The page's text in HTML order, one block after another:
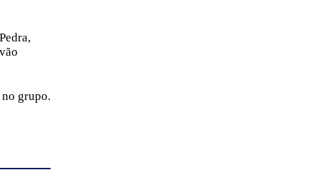
grupo.